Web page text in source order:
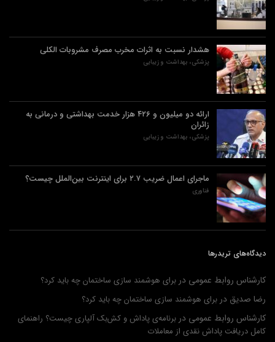
هشدار نسبت به اثرات مخرب مصرف مشروبات الکلی
پزشکی، بهداشت و زیبایی
ارائه دو میلیون و ۴۲۶ هزار خدمت بهداشتی و درمانی به
زائران
پزشکی، بهداشت و زیبایی
ماجرای اعمال ضریب ۲.۷ برای اینترنت بین‌الملل چیست؟
فناوری
دیدگاه‌های تریدرها
کارشناس روابط عمومی در برای هوشمند سازی ساختمان چه باید کرد؟
رضا صدیق در برای هوشمند سازی ساختمان چه باید کرد؟
کارشناس روابط عمومی در برنامه‌ی پاداش و کش‌بک آلپاری چیست؟ راهنمای
کامل دریافت پاداش نقدی از معاملات